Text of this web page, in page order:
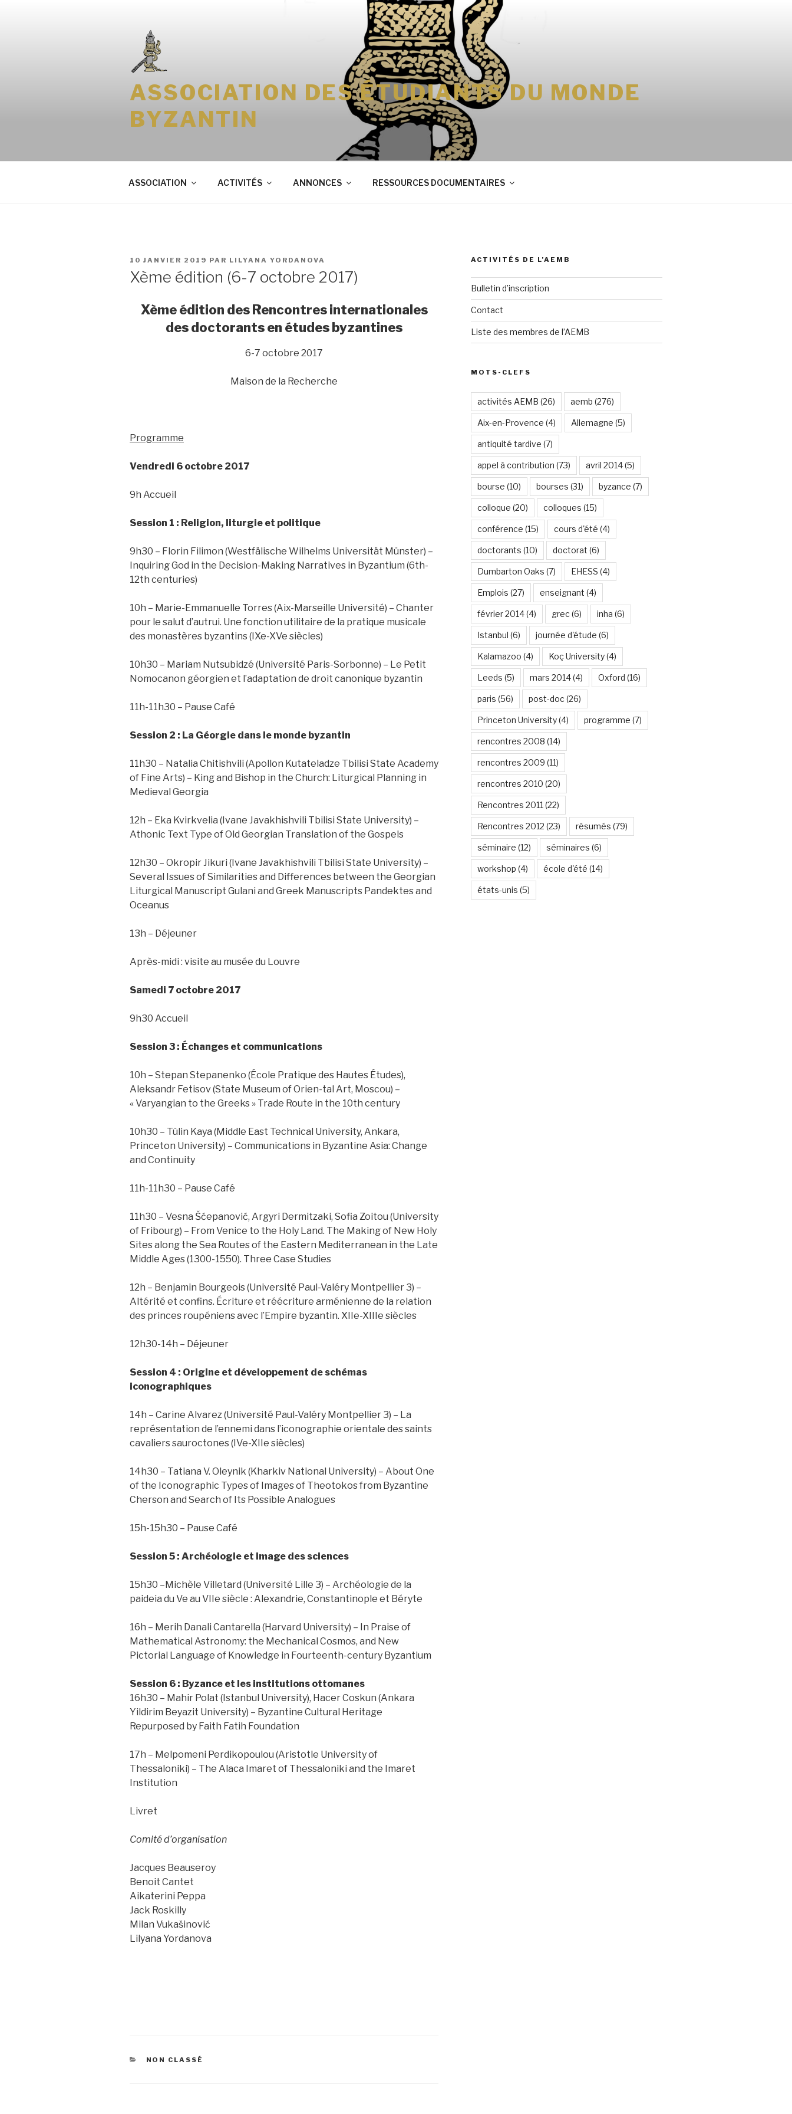
ASSOCIATION DES ÉTUDIANTS DU MONDE
BYZANTIN
ASSOCIATION ACTIVITÉS ANNONCES RESSOURCES DOCUMENTAIRES
PUBLIÉ
LE
10 JANVIER 2019 PAR LILYANA YORDANOVA
Xème édition (6-7 octobre 2017)
Xème édition des Rencontres internationales
des doctorants en études byzantines
6-7 octobre 2017
Maison de la Recherche
Programme
Vendredi 6 octobre 2017
9h Accueil
Session 1 : Religion, liturgie et politique
9h30 – Florin Filimon (Westfälische Wilhelms Universität Münster) –
Inquiring God in the Decision-Making Narratives in Byzantium (6th-
12th centuries)
10h – Marie-Emmanuelle Torres (Aix-Marseille Université) – Chanter
pour le salut d’autrui. Une fonction utilitaire de la pratique musicale
des monastères byzantins (IXe-XVe siècles)
10h30 – Mariam Nutsubidzé (Université Paris-Sorbonne) – Le Petit
Nomocanon géorgien et l’adaptation de droit canonique byzantin
11h-11h30 – Pause Café
Session 2 : La Géorgie dans le monde byzantin
11h30 – Natalia Chitishvili (Apollon Kutateladze Tbilisi State Academy
of Fine Arts) – King and Bishop in the Church: Liturgical Planning in
Medieval Georgia
12h – Eka Kvirkvelia (Ivane Javakhishvili Tbilisi State University) –
Athonic Text Type of Old Georgian Translation of the Gospels
12h30 – Okropir Jikuri (Ivane Javakhishvili Tbilisi State University) –
Several Issues of Similarities and Differences between the Georgian
Liturgical Manuscript Gulani and Greek Manuscripts Pandektes and
Oceanus
13h – Déjeuner
Après-midi : visite au musée du Louvre
Samedi 7 octobre 2017
9h30 Accueil
Session 3 : Échanges et communications
10h – Stepan Stepanenko (École Pratique des Hautes Études),
Aleksandr Fetisov (State Museum of Orien-tal Art, Moscou) –
« Varyangian to the Greeks » Trade Route in the 10th century
10h30 – Tülin Kaya (Middle East Technical University, Ankara,
Princeton University) – Communications in Byzantine Asia: Change
and Continuity
11h-11h30 – Pause Café
11h30 – Vesna Šćepanović, Argyri Dermitzaki, Sofia Zoitou (University
of Fribourg) – From Venice to the Holy Land. The Making of New Holy
Sites along the Sea Routes of the Eastern Mediterranean in the Late
Middle Ages (1300-1550). Three Case Studies
12h – Benjamin Bourgeois (Université Paul-Valéry Montpellier 3) –
Altérité et confins. Écriture et réécriture arménienne de la relation
des princes roupéniens avec l’Empire byzantin. XIIe-XIIIe siècles
12h30-14h – Déjeuner
Session 4 : Origine et développement de schémas
iconographiques
14h – Carine Alvarez (Université Paul-Valéry Montpellier 3) – La
représentation de l’ennemi dans l’iconographie orientale des saints
cavaliers sauroctones (IVe-XIIe siècles)
14h30 – Tatiana V. Oleynik (Kharkiv National University) – About One
of the Iconographic Types of Images of Theotokos from Byzantine
Cherson and Search of Its Possible Analogues
15h-15h30 – Pause Café
Session 5 : Archéologie et image des sciences
15h30 –Michèle Villetard (Université Lille 3) – Archéologie de la
paideia du Ve au VIIe siècle : Alexandrie, Constantinople et Béryte
16h – Merih Danali Cantarella (Harvard University) – In Praise of
Mathematical Astronomy: the Mechanical Cosmos, and New
Pictorial Language of Knowledge in Fourteenth-century Byzantium
Session 6 : Byzance et les institutions ottomanes
16h30 – Mahir Polat (Istanbul University), Hacer Coskun (Ankara
Yildirim Beyazit University) – Byzantine Cultural Heritage
Repurposed by Faith Fatih Foundation
17h – Melpomeni Perdikopoulou (Aristotle University of
Thessaloniki) – The Alaca Imaret of Thessaloniki and the Imaret
Institution
Livret
Comité d’organisation
Jacques Beauseroy
Benoit Cantet
Aikaterini Peppa
Jack Roskilly
Milan Vukašinović
Lilyana Yordanova
CATÉGORIES
NON CLASSÉ
ACTIVITÉS DE L’AEMB
Bulletin d’inscription
Contact
Liste des membres de l’AEMB
MOTS-CLEFS
activités AEMB (26) aemb (276)
Aix-en-Provence (4) Allemagne (5)
antiquité tardive (7)
appel à contribution (73) avril 2014(5)
bourse (10) bourses (31) byzance (7)
colloque (20) colloques (15)
conférence (15) cours d'été (4)
doctorants (10) doctorat (6)
Dumbarton Oaks (7) EHESS (4)
Emplois (27) enseignant (4)
février 2014(4) grec (6) inha (6)
Istanbul (6) journée d'étude (6)
Kalamazoo (4) Koç University(4)
Leeds (5) mars 2014(4) Oxford (16)
paris (56) post-doc (26)
Princeton University(4) programme (7)
rencontres 2008 (14)
rencontres 2009 (11)
rencontres 2010 (20)
Rencontres 2011 (22)
Rencontres 2012 (23) résumés (79)
séminaire (12) séminaires (6)
workshop (4) école d'été (14)
états-unis (5)